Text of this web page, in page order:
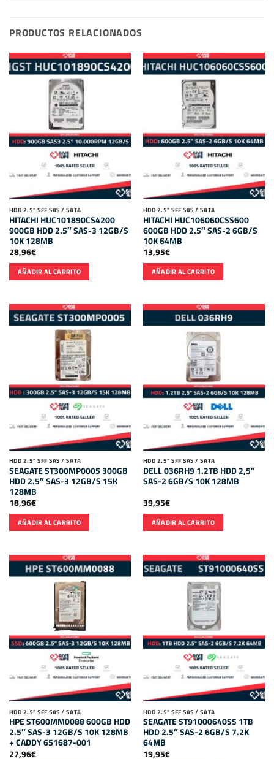
PRODUCTOS RELACIONADOS
HDD 2.5" SFF SAS / SATA
HITACHI HUC101890CS4200
900GB HDD 2.5″ SAS-3 12GB/S
10K 128MB
28,96€
AÑADIR AL CARRITO
HDD 2.5" SFF SAS / SATA
HITACHI HUC106060CSS600
600GB HDD 2.5″ SAS-2 6GB/S
10K 64MB
13,95€
AÑADIR AL CARRITO
HDD 2.5" SFF SAS / SATA
SEAGATE ST300MP0005 300GB
HDD 2.5″ SAS-3 12GB/S 15K
128MB
18,96€
AÑADIR AL CARRITO
HDD 2.5" SFF SAS / SATA
DELL 036RH9 1.2TB HDD 2,5″
SAS-2 6GB/S 10K 128MB
39,95€
AÑADIR AL CARRITO
HDD 2.5" SFF SAS / SATA
HPE ST600MM0088 600GB HDD
2.5″ SAS-3 12GB/S 10K 128MB
+ CADDY 651687-001
27,96€
HDD 2.5" SFF SAS / SATA
SEAGATE ST91000640SS 1TB
HDD 2.5″ SAS-2 6GB/S 7.2K
64MB
19,95€